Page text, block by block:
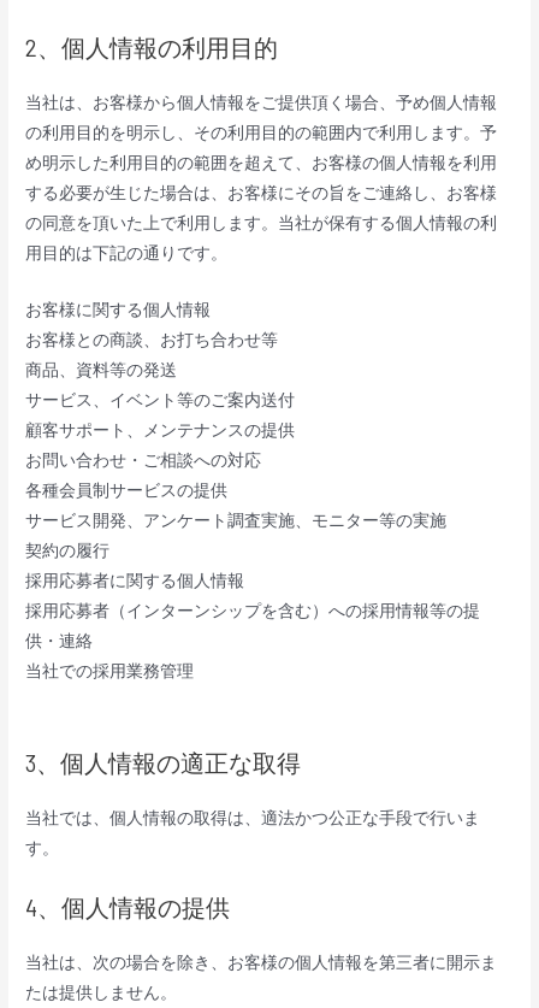
2、個人情報の利用目的
当社は、お客様から個人情報をご提供頂く場合、予め個人情報
の利用目的を明示し、その利用目的の範囲内で利用します。予
め明示した利用目的の範囲を超えて、お客様の個人情報を利用
する必要が生じた場合は、お客様にその旨をご連絡し、お客様
の同意を頂いた上で利用します。当社が保有する個人情報の利
用目的は下記の通りです。
お客様に関する個人情報
お客様との商談、お打ち合わせ等
商品、資料等の発送
サービス、イベント等のご案内送付
顧客サポート、メンテナンスの提供
お問い合わせ・ご相談への対応
各種会員制サービスの提供
サービス開発、アンケート調査実施、モニター等の実施
契約の履行
採用応募者に関する個人情報
採用応募者（インターンシップを含む）への採用情報等の提
供・連絡
当社での採用業務管理
3、個人情報の適正な取得
当社では、個人情報の取得は、適法かつ公正な手段で行いま
す。
4、個人情報の提供
当社は、次の場合を除き、お客様の個人情報を第三者に開示ま
たは提供しません。